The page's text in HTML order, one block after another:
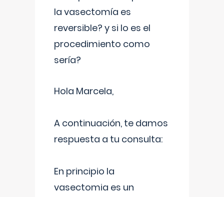
la vasectomía es
reversible? y si lo es el
procedimiento como
sería?
Hola Marcela,
A continuación, te damos
respuesta a tu consulta:
En principio la
vasectomia es un